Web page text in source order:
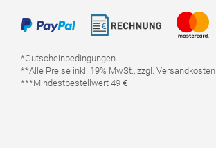
*Gutscheinbedingungen
**Alle Preise inkl. 19% MwSt., zzgl. Versandkosten
***Mindestbestellwert 49 €